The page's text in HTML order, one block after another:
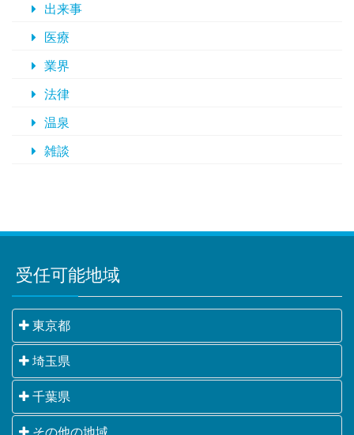
出来事
医療
業界
法律
温泉
雑談
受任可能地域
東京都
千代田区・中央区・港区・新宿区・文京区・台東区・
墨田区・江東区・品川区・目黒区・大田区・世田谷
区・渋谷区・中野区・杉並区・豊島区・北区・荒川
区・板橋区・練馬区・足立区・葛飾区・江戸川区・八
埼玉県
さいたま市・川越市・熊谷市・川口市・行田市・秩父
市・所沢市・飯能市・加須市・本庄市・東松山市・春
千葉県
千葉市・銚子市・市川市・船橋市・館山市・木更津
その他の地域